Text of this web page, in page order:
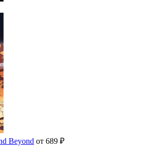
Beyond от 689 ₽